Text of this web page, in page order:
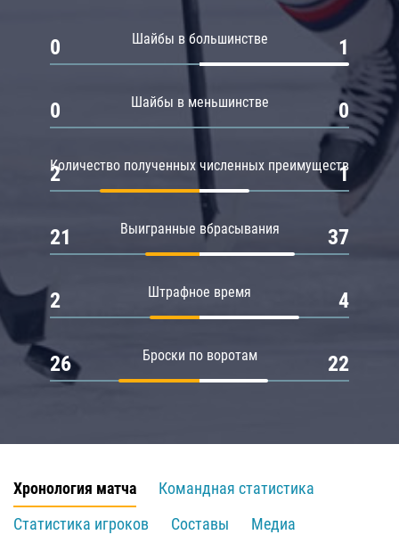
Шайбы в большинстве
0 1
Шайбы в меньшинстве
0 0
Количество полученных численных преимуществ
2 1
Выигранные вбрасывания
21 37
Штрафное время
2 4
Броски по воротам
26 22
Хронология матча
Командная статистика
Статистика игроков
Составы
Медиа